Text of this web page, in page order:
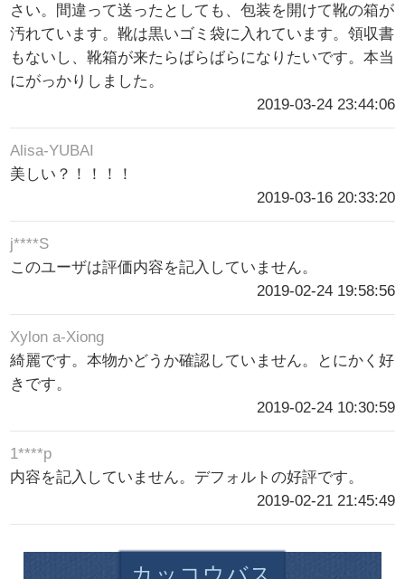
さい。間違って送ったとしても、包装を開けて靴の箱が
汚れています。靴は黒いゴミ袋に入れています。領収書
もないし、靴箱が来たらばらばらになりたいです。本当
にがっかりしました。
2019-03-24 23:44:06
Alisa-YUBAI
美しい？！！！！
2019-03-16 20:33:20
j****S
このユーザは評価内容を記入していません。
2019-02-24 19:58:56
Xylon a-Xiong
綺麗です。本物かどうか確認していません。とにかく好
きです。
2019-02-24 10:30:59
1****p
内容を記入していません。デフォルトの好評です。
2019-02-21 21:45:49
カッコウバス